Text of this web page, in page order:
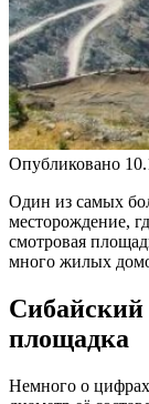
Опубликовано
Один из самых
месторождение,
смотровая
много жилых
Сибайский
площадка
Немного о